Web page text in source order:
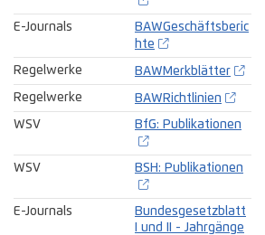
E-Journals
BAWGeschäftsberic
hte
Regelwerke BAWMerkblätter
Regelwerke BAWRichtlinien
WSV BfG: Publikationen
WSV BSH: Publikationen
E-Journals
Bundesgesetzblatt
I und II - Jahrgänge